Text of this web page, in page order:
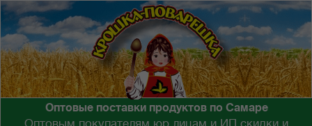
Оптовые поставки продуктов по Самаре